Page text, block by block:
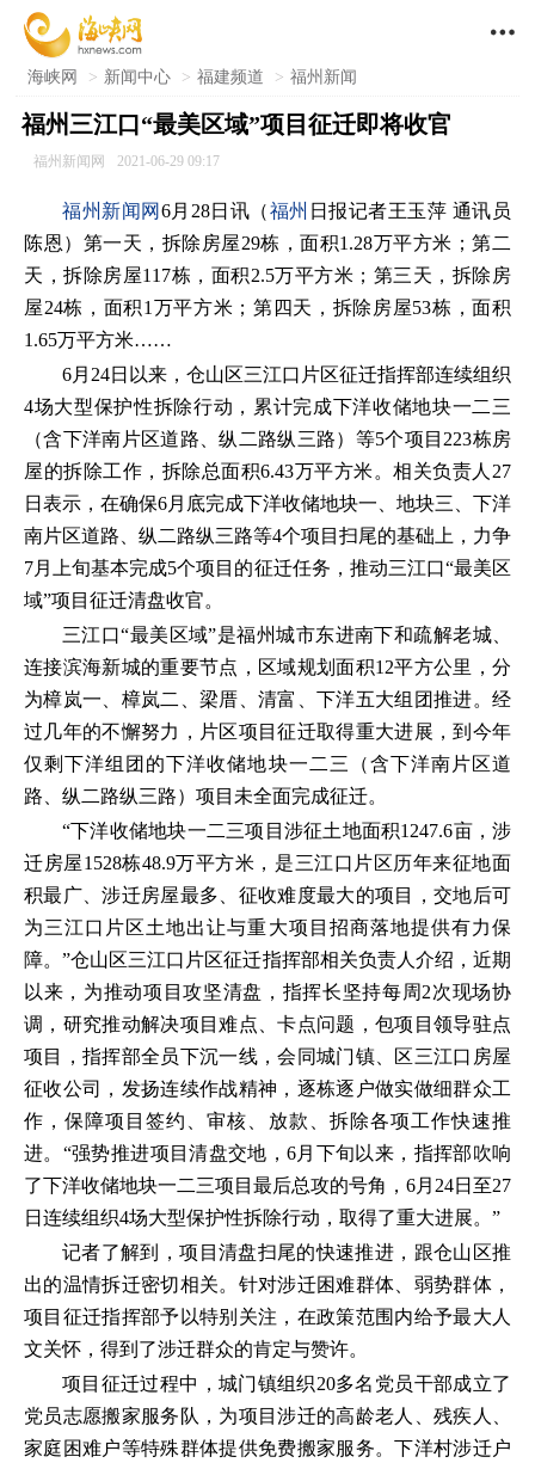

海峡网 > 新闻中心 > 福建频道 > 福州新闻
福州三江口“最美区域”项目征迁即将收官
福州新闻网 2021-06-29 09:17
福州新闻网 6月28日讯（福州 日报记者王玉萍 通讯员
陈恩）第一天，拆除房屋29栋，面积1.28万平方米；第二
天，拆除房屋117栋，面积2.5万平方米；第三天，拆除房
屋24栋，面积1万平方米；第四天，拆除房屋53栋，面积
1.65万平方米……
6月24日以来，仓山区三江口片区征迁指挥部连续组织
4场大型保护性拆除行动，累计完成下洋收储地块一二三
（含下洋南片区道路、纵二路纵三路）等5个项目223栋房
屋的拆除工作，拆除总面积6.43万平方米。相关负责人27
日表示，在确保6月底完成下洋收储地块一、地块三、下洋
南片区道路、纵二路纵三路等4个项目扫尾的基础上，力争
7月上旬基本完成5个项目的征迁任务，推动三江口“最美区
域”项目征迁清盘收官。
三江口“最美区域”是福州城市东进南下和疏解老城、
连接滨海新城的重要节点，区域规划面积12平方公里，分
为樟岚一、樟岚二、梁厝、清富、下洋五大组团推进。经
过几年的不懈努力，片区项目征迁取得重大进展，到今年
仅剩下洋组团的下洋收储地块一二三（含下洋南片区道
路、纵二路纵三路）项目未全面完成征迁。
“下洋收储地块一二三项目涉征土地面积1247.6亩，涉
迁房屋1528栋48.9万平方米，是三江口片区历年来征地面
积最广、涉迁房屋最多、征收难度最大的项目，交地后可
为三江口片区土地出让与重大项目招商落地提供有力保
障。”仓山区三江口片区征迁指挥部相关负责人介绍，近期
以来，为推动项目攻坚清盘，指挥长坚持每周2次现场协
调，研究推动解决项目难点、卡点问题，包项目领导驻点
项目，指挥部全员下沉一线，会同城门镇、区三江口房屋
征收公司，发扬连续作战精神，逐栋逐户做实做细群众工
作，保障项目签约、审核、放款、拆除各项工作快速推
进。“强势推进项目清盘交地，6月下旬以来，指挥部吹响
了下洋收储地块一二三项目最后总攻的号角，6月24日至27
日连续组织4场大型保护性拆除行动，取得了重大进展。”
记者了解到，项目清盘扫尾的快速推进，跟仓山区推
出的温情拆迁密切相关。针对涉迁困难群体、弱势群体，
项目征迁指挥部予以特别关注，在政策范围内给予最大人
文关怀，得到了涉迁群众的肯定与赞许。
项目征迁过程中，城门镇组织20多名党员干部成立了
党员志愿搬家服务队，为项目涉迁的高龄老人、残疾人、
家庭困难户等特殊群体提供免费搬家服务。下洋村涉迁户